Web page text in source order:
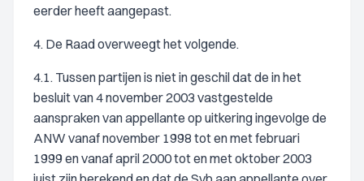
eerder heeft aangepast.
4. De Raad overweegt het volgende.
4.1. Tussen partijen is niet in geschil dat de in het
besluit van 4 november 2003 vastgestelde
aanspraken van appellante op uitkering ingevolge de
ANW vanaf november 1998 tot en met februari
1999 en vanaf april 2000 tot en met oktober 2003